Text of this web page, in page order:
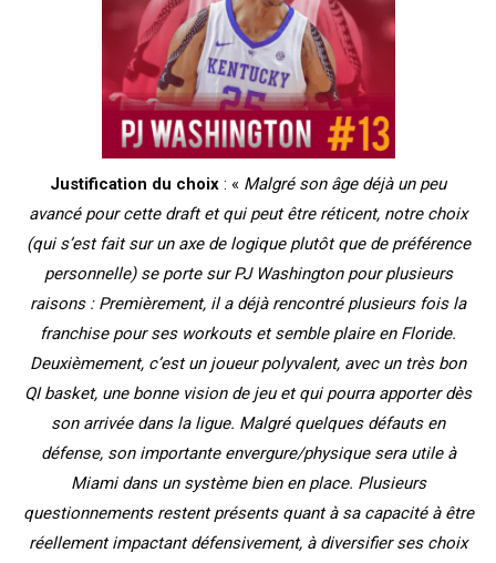
Justification du choix : « Malgré son âge déjà un peu
avancé pour cette draft et qui peut être réticent, notre choix
(qui s’est fait sur un axe de logique plutôt que de préférence
personnelle) se porte sur PJ Washington pour plusieurs
raisons : Premièrement, il a déjà rencontré plusieurs fois la
franchise pour ses workouts et semble plaire en Floride.
Deuxièmement, c’est un joueur polyvalent, avec un très bon
QI basket, une bonne vision de jeu et qui pourra apporter dès
son arrivée dans la ligue. Malgré quelques défauts en
défense, son importante envergure/physique sera utile à
Miami dans un système bien en place. Plusieurs
questionnements restent présents quant à sa capacité à être
réellement impactant défensivement, à diversifier ses choix